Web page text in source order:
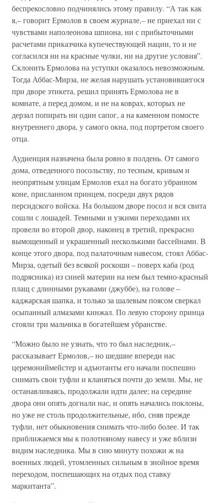
беспрекословно подчинялись этому правилу. “А так как
я,– говорит Ермолов в своем журнале,– не приехал ни с
чувствами наполеонова шпиона, ни с прибыточными
расчетами приказчика купечествующей нации, то и не
согласился ни на красные чулки, ни на другие условия”.
Склонить Ермолова на уступки оказалось невозможным.
Тогда Аббас-Мирза, не желая нарушать установившегося
при дворе этикета, решил принять Ермолова не в
комнате, а перед домом, и не на коврах, которых не
дерзал попирать ни один сапог, а на каменном помосте
внутреннего двора, у самого окна, под портретом своего
отца.
Аудиенция назначена была ровно в полдень. От самого
дома, отведенного посольству, по тесным, кривым и
неопрятным улицам Ермолов ехал на богато убранном
коне, присланном принцем, посреди двух рядов
персидского войска. На большом дворе посол и вся свита
сошли с лошадей. Темными и узкими переходами их
провели во второй двор, наконец в третий, прекрасно
вымощенный и украшенный несколькими бассейнами. В
конце этого двора, под палаточным навесом, стоял Аббас-
Мирза, одетый без всякой роскоши – поверх каба (род
подрясника) из синей материи на нем был темно-красный
плащ с длинными рукавами (джуббе), на голове –
каджарская шапка, и только за шалевым поясом сверкал
осыпанный алмазами кинжал. По левую сторону принца
стояли три мальчика в богатейшем убранстве.
“Можно было не узнать, что то был наследник,–
рассказывает Ермолов,– но шедшие впереди нас
церемониймейстер и адъютанты его начали поспешно
снимать свои туфли и кланяться почти до земли. Мы, не
останавливаясь, продолжали идти далее; на середине
двора они опять догнали нас, и опять начались поклоны,
но уже не столь продолжительные, ибо, сняв прежде
туфли, нет обыкновения снимать что-либо более. И так
приближаемся мы к полотняному навесу и уже вблизи
видим наследника. Мы в сию минуту похожи ж на
военных людей, утомленных сильным в знойное время
переходом, поспешающих на отдых под ставку
маркитанта”.